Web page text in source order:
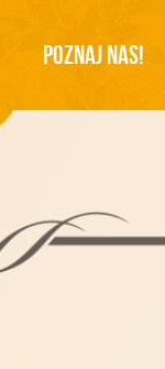
Poznaj Nas!